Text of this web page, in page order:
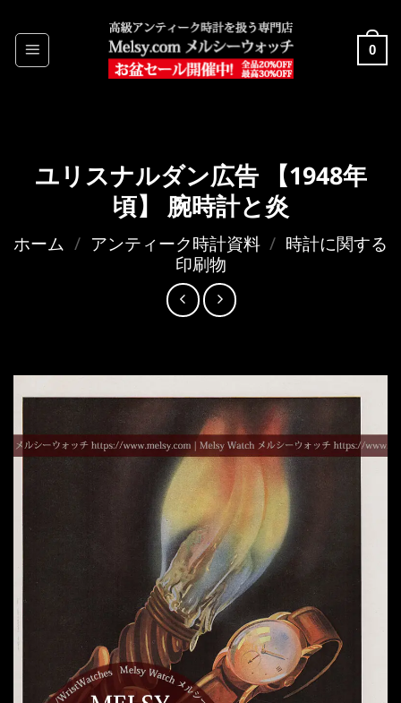
to
content
0
ユリスナルダン広告 【1948年
頃】 腕時計と炎
ホーム / アンティーク時計資料 / 時計に関する
印刷物